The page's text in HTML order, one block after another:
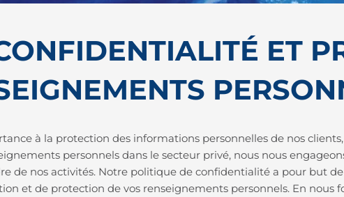
ET
à la protection des informations personnelles de nos
personnels dans le secteur privé, nous nous
de nos activités. Notre politique de confidentialité a pour but
et de protection de vos renseignements personnels. En nous